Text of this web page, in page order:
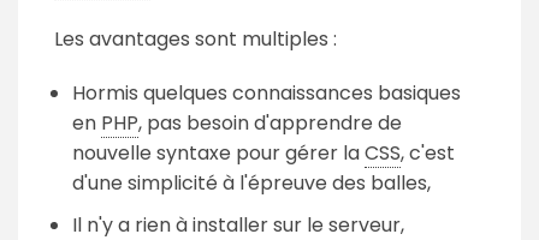
Les avantages sont multiples :
Hormis quelques connaissances basiques
en PHP, pas besoin d'apprendre de
nouvelle syntaxe pour gérer laCSS, c'est
d'une simplicité à l'épreuve des balles,
Il n'y a rien à installer sur le serveur,